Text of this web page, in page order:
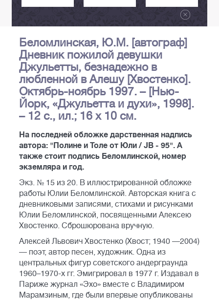
Беломлинская, Ю.М. [автограф]
Дневник пожилой девушки
Джульетты, безнадежно в
любленной в Алешу [Хвостенко].
Октябрь-ноябрь 1997. – [Нью-
Йорк, «Джульетта и духи», 1998].
– 12 с., ил.; 16 х 10 см.
На последней обложке дарственная надпись
автора: "Полине и Толе от Юли / JB - 95". А
также стоит подпись Беломлинской, номер
экземляра и год.
Экз. № 15 из 20. В иллюстрированной обложке
работы Юлии Беломлинской. Авторская книга с
дневниковыми записями, стихами и рисунками
Юлии Беломлинской, посвященными Алексею
Хвостенко. Сброшюрована вручную.
Алексей Львович Хвостенко (Хвост; 1940 —2004)
— поэт, автор песен, художник. Одна из
центральных фигур советского андерграунда
1960–1970-х гг. Эмигрировал в 1977 г. Издавал в
Париже журнал «Эхо» вместе с Владимиром
Марамзиным, где были впервые опубликованы